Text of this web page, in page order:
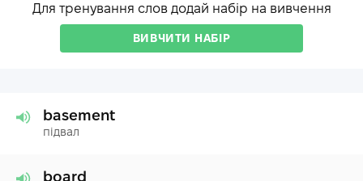
Для тренування слов додай набір на вивчення
ВИВЧИТИ НАБІР
basement
підвал
board